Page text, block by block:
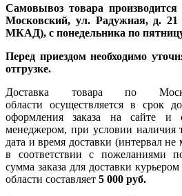
Самовывоз товара
Московский, ул. Радужная, д.
МКАД), с понедельника по
Перед приездом необходимо
отгрузке.
Доставка товара по
области осуществляется в срок
оформления заказа на сайте и
менеджером, при условии наличия
дата и время доставки (интервал не
в соответствии с пожеланиями
сумма заказа для доставки
области составляет 5 000 руб.